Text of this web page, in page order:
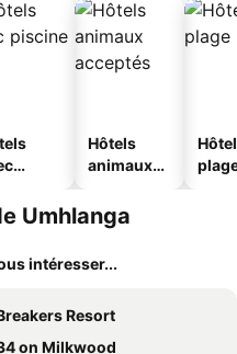
Hôtels
animaux
Umhlanga
intéresser...
Resort
on Milkwood